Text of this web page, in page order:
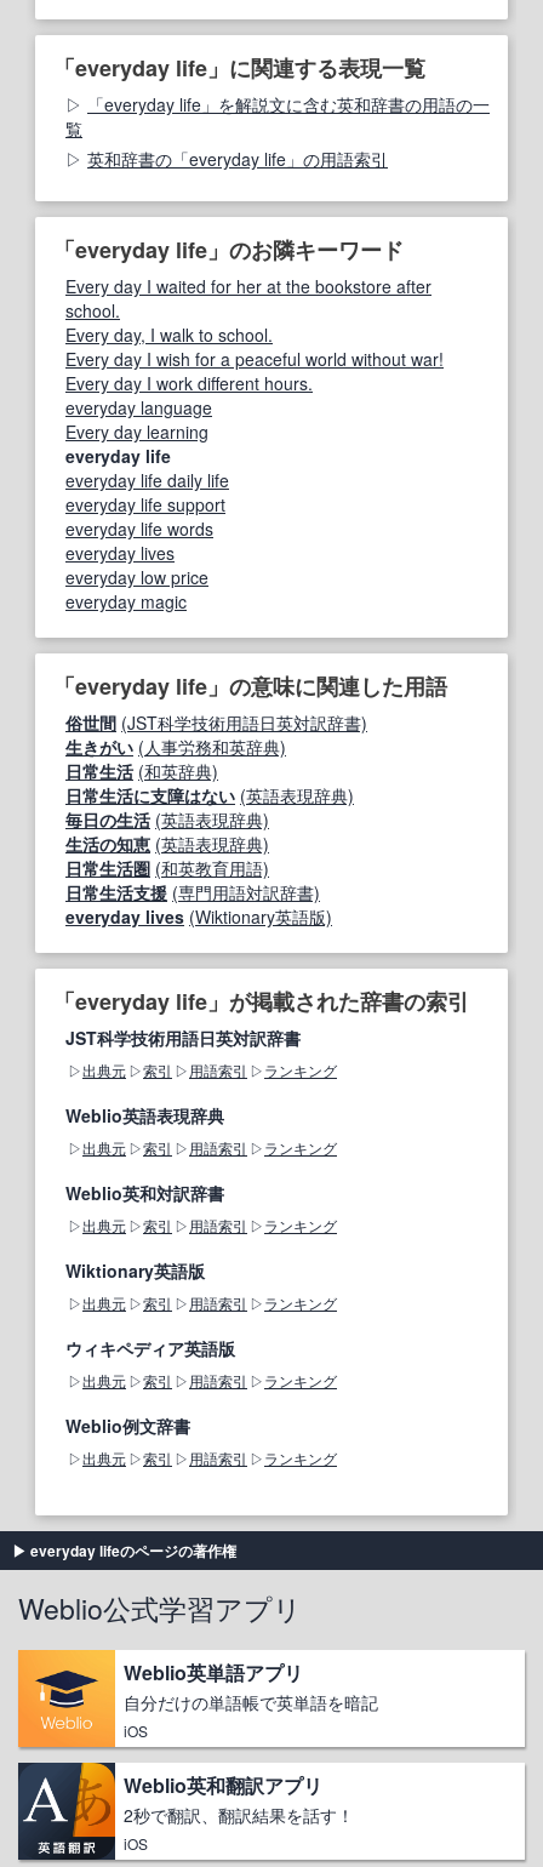
「everyday life」に関連する表現一覧
「everyday life」を解説文に含む英和辞書の用語の一
覧
英和辞書の「everyday life」の用語索引
「everyday life」のお隣キーワード
Every day I waited for her at the bookstore after
school.
Every day, I walk to school.
Every day I wish for a peaceful world without war!
Every day I work different hours.
everyday language
Every day learning
everyday life
everyday life daily life
everyday life support
everyday life words
everyday lives
everyday low price
everyday magic
「everyday life」の意味に関連した用語
俗世間 (JST科学技術用語日英対訳辞書)
生きがい (人事労務和英辞典)
日常生活 (和英辞典)
日常生活に支障はない (英語表現辞典)
毎日の生活 (英語表現辞典)
生活の知恵 (英語表現辞典)
日常生活圏 (和英教育用語)
日常生活支援 (専門用語対訳辞書)
everyday lives (Wiktionary英語版)
「everyday life」が掲載された辞書の索引
JST科学技術用語日英対訳辞書
出典元 索引 用語索引 ランキング
Weblio英語表現辞典
出典元 索引 用語索引 ランキング
Weblio英和対訳辞書
出典元 索引 用語索引 ランキング
Wiktionary英語版
出典元 索引 用語索引 ランキング
ウィキペディア英語版
出典元 索引 用語索引 ランキング
Weblio例文辞書
出典元 索引 用語索引 ランキング
everyday lifeのページの著作権
Weblio公式学習アプリ
Weblio英単語アプリ
自分だけの単語帳で英単語を暗記
iOS
Weblio英和翻訳アプリ
2秒で翻訳、翻訳結果を話す！
iOS